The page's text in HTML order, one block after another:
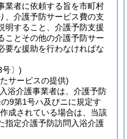
業者に依頼する旨を市町村
、介護予防サービス費の支
明すること、介護予防支援
ことその他の介護予防サー
要な援助を行わなければな
号〕)
サービスの提供)
浴介護事業者は、介護予防
9第1号ハ及びニに規定す
成されている場合は、当該
指定介護予防訪問入浴介護